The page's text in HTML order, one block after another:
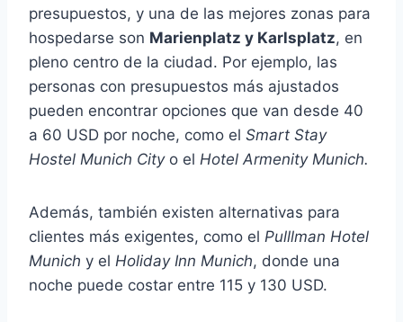
presupuestos, y una de las mejores zonas para
hospedarse son Marienplatz y Karlsplatz, en
pleno centro de la ciudad. Por ejemplo, las
personas con presupuestos más ajustados
pueden encontrar opciones que van desde 40
a 60 USD por noche, como el Smart Stay
Hostel Munich City o el Hotel Armenity Munich.
Además, también existen alternativas para
clientes más exigentes, como el Pulllman Hotel
Munich y el Holiday Inn Munich, donde una
noche puede costar entre 115 y 130 USD.